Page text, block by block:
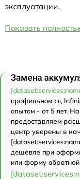
эксплуатации.
Показать
Замена
профильном сц
опытом - от 5 лет.
предоставляем
центр уверены в
дешевле при
или форму обратной